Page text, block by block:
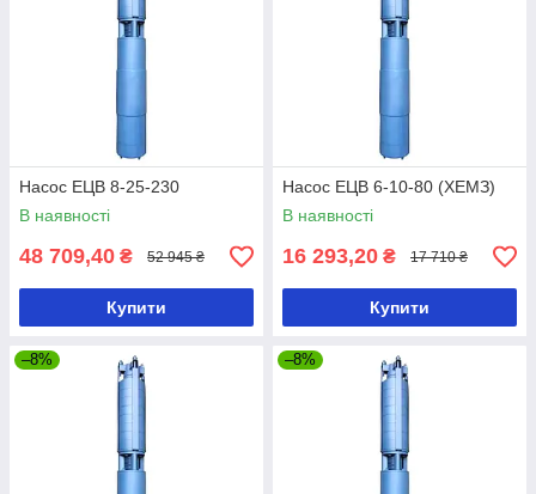
Насос ЕЦВ 8-25-230
В наявності
48 709,40 ₴ 52 945 ₴
Купити
Насос ЕЦВ 6-10-80 (ХЕМЗ)
В наявності
16 293,20 ₴ 17 710 ₴
Купити
–8% –8%